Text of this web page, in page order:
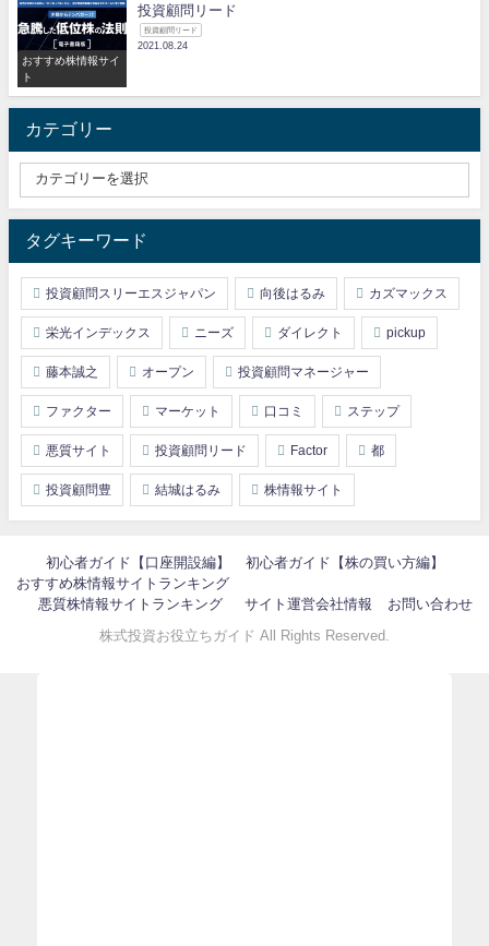
おすすめ株情報サイ
ト
投資顧問リード
投資顧問リード
2021.08.24
カテゴリー
タグキーワード
投資顧問スリーエスジャパン 向後はるみ カズマックス
栄光インデックス ニーズ ダイレクト pickup
藤本誠之 オープン 投資顧問マネージャー
ファクター マーケット 口コミ ステップ
悪質サイト 投資顧問リード Factor 都
投資顧問豊 結城はるみ 株情報サイト
初心者ガイド【口座開設編】
初心者ガイド【株の買い方編】
おすすめ株情報サイトランキング
悪質株情報サイトランキング
サイト運営会社情報
お問い合わせ
株式投資お役立ちガイド All Rights Reserved.